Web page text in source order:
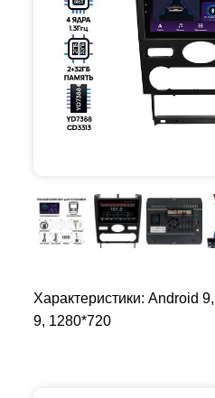
Характеристики: Android
9, 1280*720